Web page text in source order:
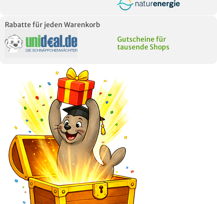
Rabatte für jeden Warenkorb
Gutscheine für
tausende Shops